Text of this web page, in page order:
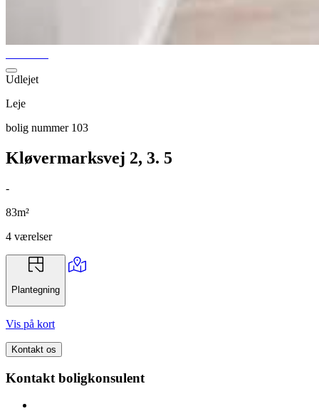
Udlejet
Leje
bolig nummer 103
Kløvermarksvej 2, 3. 5
-
83m²
4 værelser
Plantegning
Vis på kort
Kontakt os
Kontakt boligkonsulent